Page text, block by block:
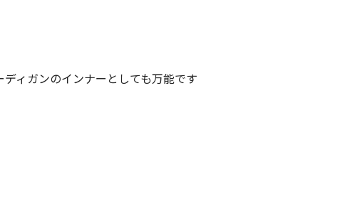
ィガンのインナーとしても万能です